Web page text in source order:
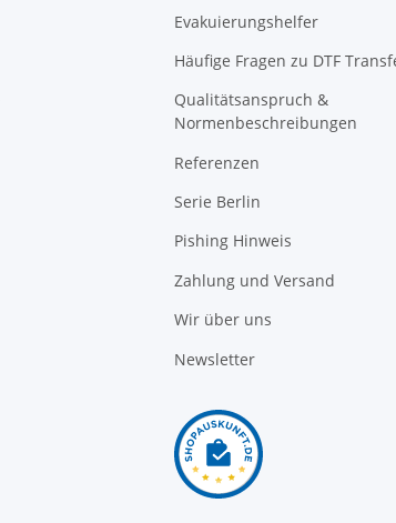
Evakuierungshelfer
Häufige Fragen zu DTF
Qualitätsanspruch &
Normenbeschreibungen
Referenzen
Serie Berlin
Pishing Hinweis
Zahlung und Versand
Wir über uns
Newsletter